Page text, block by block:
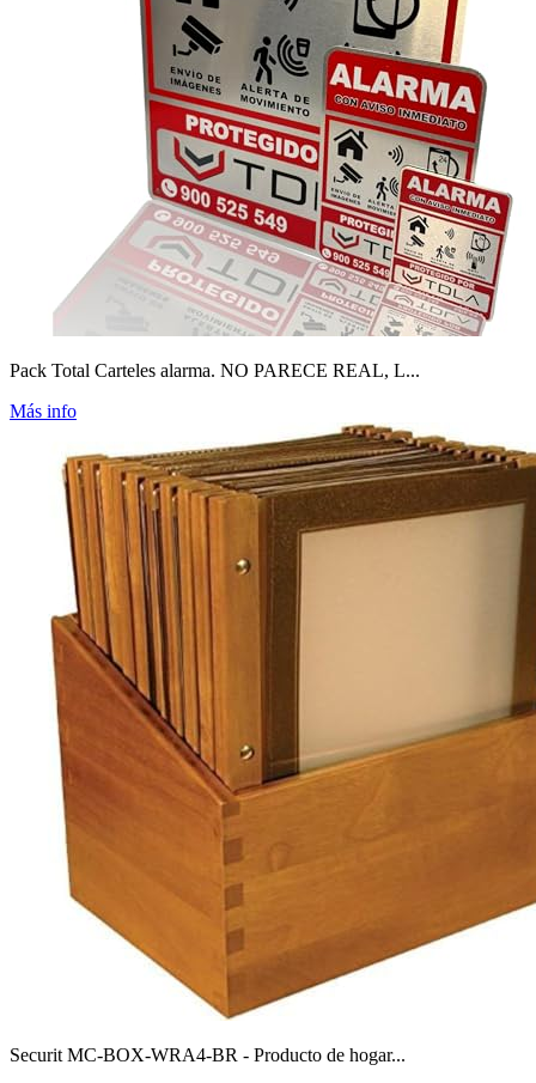
Pack Total Carteles alarma. NO PARECE REAL, L...
Más info
Securit MC-BOX-WRA4-BR - Producto de hogar...